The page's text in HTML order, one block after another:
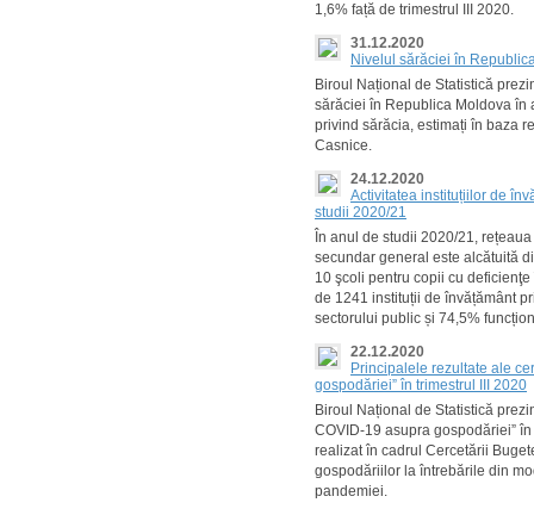
1,6% față de trimestrul III 2020.
31.12.2020
Nivelul sărăciei în
Biroul Național de Statistică
sărăciei în Republica Moldova în
privind sărăcia, estimați în baza
Casnice.
24.12.2020
Activitatea instituțiilor de
studii 2020/21
În anul de studii 2020/21,
secundar general este alcătuită
10 şcoli pentru copii cu
de 1241 instituții de învățământ
sectorului public și 74,5%
22.12.2020
Principalele rezultate ale
gospodăriei” în trimestrul III 2020
Biroul Național de Statistică
COVID-19 asupra gospodăriei”
realizat în cadrul Cercetării
gospodăriilor la întrebările din
pandemiei.